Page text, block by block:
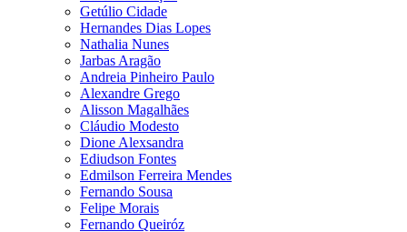
Getúlio Cidade
Hernandes Dias Lopes
Nathalia Nunes
Jarbas Aragão
Andreia Pinheiro Paulo
Alexandre Grego
Alisson Magalhães
Cláudio Modesto
Dione Alexsandra
Ediudson Fontes
Edmilson Ferreira Mendes
Fernando Sousa
Felipe Morais
Fernando Queiróz